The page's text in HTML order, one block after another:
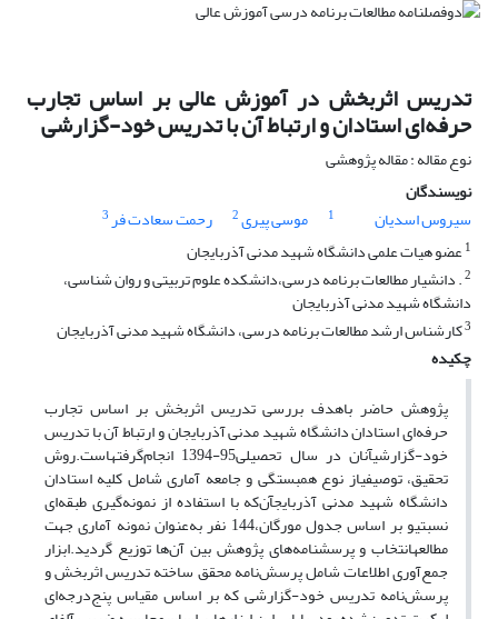
تدریس اثربخش در آموزش عالی بر اساس تجارب
حرفه‌ای استادان و ارتباط آن با تدریس خود-گزارشی
نوع مقاله : مقاله پژوهشی
نویسندگان
سیروس اسدیان
1 موسی پیری2 رحمت سعادت فر3
1عضو هیات علمی دانشگاه شهید مدنی آذربایجان
2. دانشیار مطالعات برنامه درسی،دانشکده علوم تربیتی و روان شناسی،
دانشگاه شهید مدنی آذربایجان
3کارشناس ارشد مطالعات برنامه درسی، دانشگاه شهید مدنی آذربایجان
چکیده
پژوهش حاضر باهدف بررسی تدریس اثربخش بر اساس تجارب
حرفه‌ای استادان دانشگاه شهید مدنی آذربایجان و ارتباط آن با تدریس
خود-گزارشیآنان در سال تحصیلی95-1394 انجام‌گرفتهاست.روش
تحقیق، توصیفیاز نوع همبستگی و جامعه آماری شامل کلیه استادان
دانشگاه شهید مدنی آذربایجآن‌که با استفاده از نمونه‌گیری طبقه‌ای
نسبتیو بر اساس جدول مورگان،144 نفر به‌عنوان نمونه آماری جهت
مطالعهانتخاب و پرسشنامه‌های پژوهش بین آن‌ها توزیع گردید.ابزار
جمع‌آوری اطلاعات شامل پرسش‌نامه محقق ساخته تدریس اثربخش و
پرسش‌نامه تدریس خود-گزارشی که بر اساس مقیاس پنج‌درجه‌ای